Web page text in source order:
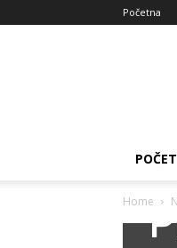
Početna
Home